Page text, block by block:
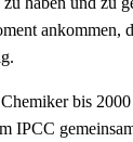
ankommen,
bis
IPCC